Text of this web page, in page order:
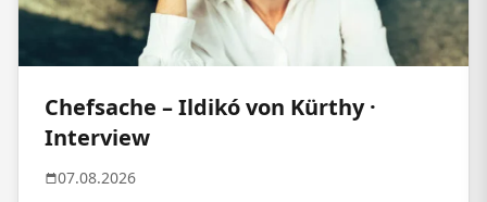
Chefsache – Ildikó von Kürthy ·
Interview
07.08.2026